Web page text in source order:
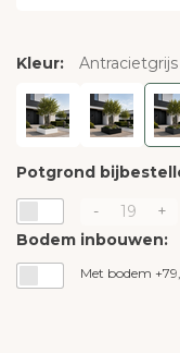
Kleur: Antracietgrijs
Potgrond
-
+
Bodem inbouwen:
Met bodem